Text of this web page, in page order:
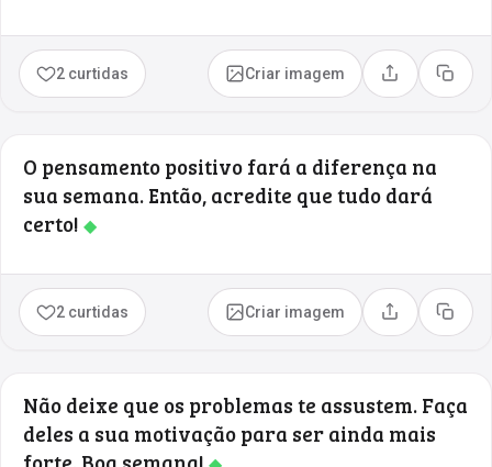
2 curtidas Criar imagem Compartilhar
Copiar
O pensamento positivo fará a diferença na
sua semana. Então, acredite que tudo dará
certo! ◆
2 curtidas Criar imagem Compartilhar
Copiar
Não deixe que os problemas te assustem. Faça
deles a sua motivação para ser ainda mais